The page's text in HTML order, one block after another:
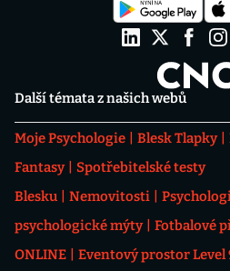
Další témata z našich webů
Moje Psychologie Blesk Tlapky
Fantasy
Spotřebitelské testy
Blesku
Nemovitosti
psychologické mýty
Fotbalové
ONLINE
Eventový prostor Level